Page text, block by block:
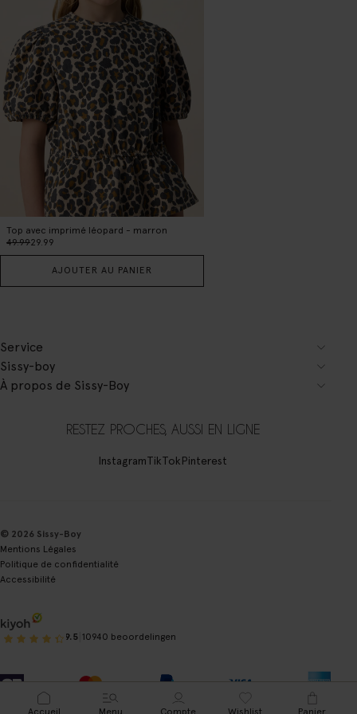
Top avec imprimé léopard - marron
49.9929.99
AJOUTER AU PANIER
Service
Sissy-boy
À propos de Sissy-Boy
RESTEZ PROCHES, AUSSI EN LIGNE
InstagramTikTokPinterest
© 2026 Sissy-Boy
Mentions Légales
Politique de confidentialité
Accessibilité
9.5 10940 beoordelingen
Accueil Menu Compte Wishlist Panier